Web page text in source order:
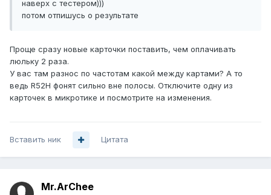
наверх с тестером)))
потом отпишусь о результате
Проще сразу новые карточки поставить, чем оплачивать
люльку 2 раза.
У вас там разнос по частотам какой между картами? А то
ведь R52H фонят сильно вне полосы. Отключите одну из
карточек в микротике и посмотрите на изменения.
Вставить ник Цитата
Mr.ArChee